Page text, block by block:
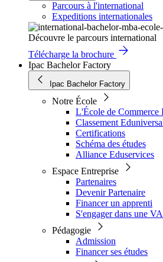
Parcours à l'international
Expeditions internationales
Découvre le parcours international
Télécharge la brochure
Ipac Bachelor Factory
Ipac Bachelor Factory
Notre École
L'École de Commerce
Classement
Certifications
Schéma des études
Alliance Eduservices
Espace Entreprise
Partenaires
Devenir Partenaire
Financer un apprenti
S'engager dans une
Pédagogie
Admission
Financer ses études